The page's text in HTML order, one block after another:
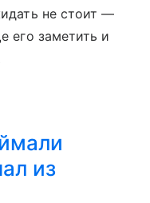
не стоит —
его заметить и
из